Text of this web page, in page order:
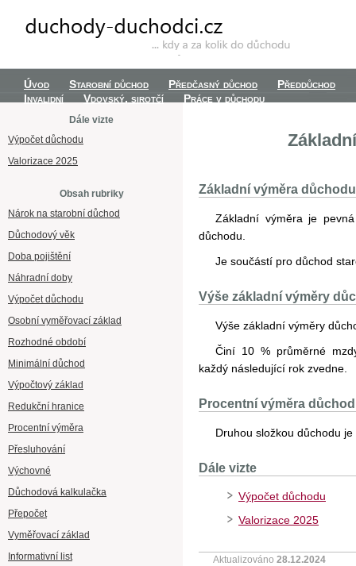
Úvod Starobní důchod Předčasný důchod
Předdůchod
Invalidní
Vdovský, sirotčí Práce v důchodu
Dále vizte
Výpočet důchodu
Valorizace 2025
Obsah rubriky
Nárok na starobní důchod
Důchodový věk
Doba pojištění
Náhradní doby
Výpočet důchodu
Osobní vyměřovací základ
Rozhodné období
Minimální důchod
Výpočtový základ
Redukční hranice
Procentní výměra
Přesluhování
Výchovné
Důchodová kalkulačka
Přepočet
Vyměřovací základ
Informativní list
Základní výměra důchodu
Základní výměra je
důchodu.
Je součástí pro důchod
Výše základní výměry
Výše základní výměry
Činí 10 % průměrné
každý následující rok zvedne.
Procentní výměra
Druhou složkou důchodu
Dále vizte
Výpočet důchodu
Valorizace 2025
Aktualizováno 28.12.2024